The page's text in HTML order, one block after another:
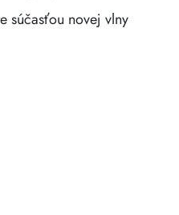
súčasťou novej vlny